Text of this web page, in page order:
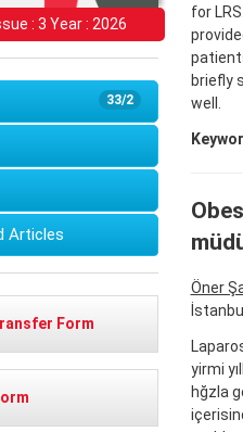
: 3 Year : 2026
33/2
Articles
Form
for
briefly
well.
Öner
yirmi
hğzla